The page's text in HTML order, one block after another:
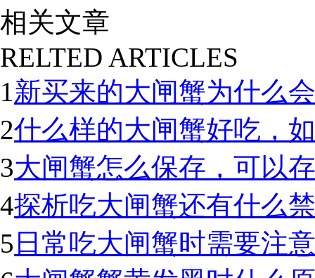
相关文章
RELTED ARTICLES
1新买来的大闸蟹为什么
2什么样的大闸蟹好吃，
3大闸蟹怎么保存，可以
4探析吃大闸蟹还有什么
5 日常吃大闸蟹时需要注